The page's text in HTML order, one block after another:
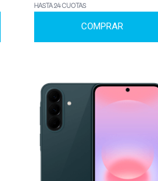
HASTA 24 CUOTAS
COMPRAR